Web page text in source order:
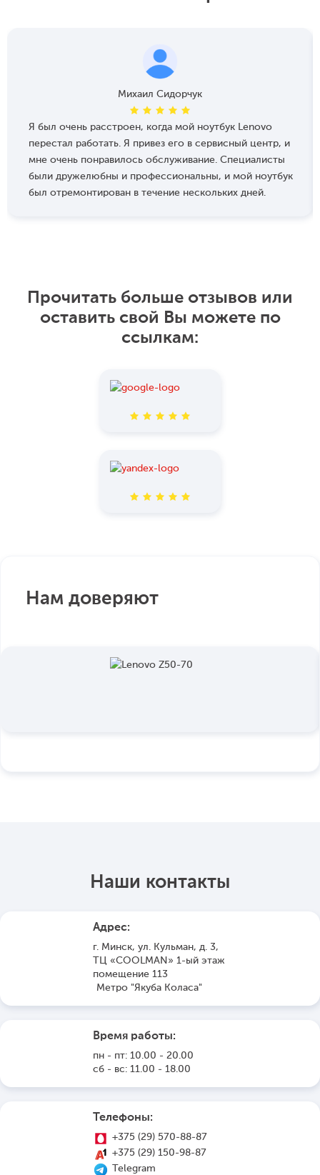
Михаил Сидорчук
Я был очень расстроен, когда мой ноутбук Lenovo
перестал работать. Я привез его в сервисный центр, и
мне очень понравилось обслуживание. Специалисты
были дружелюбны и профессиональны, и мой ноутбук
был отремонтирован в течение нескольких дней.
Прочитать больше отзывов или
оставить свой Вы можете по
ссылкам:
Нам доверяют
Наши контакты
Адрес:
г. Минск, ул. Кульман, д. 3,
ТЦ «COOLMAN» 1-ый этаж
помещение 113
Метро "Якуба Коласа"
Время работы:
пн - пт: 10.00 - 20.00
сб - вс: 11.00 - 18.00
Телефоны:
+375 (29) 570-88-87
+375 (29) 150-98-87
Telegram